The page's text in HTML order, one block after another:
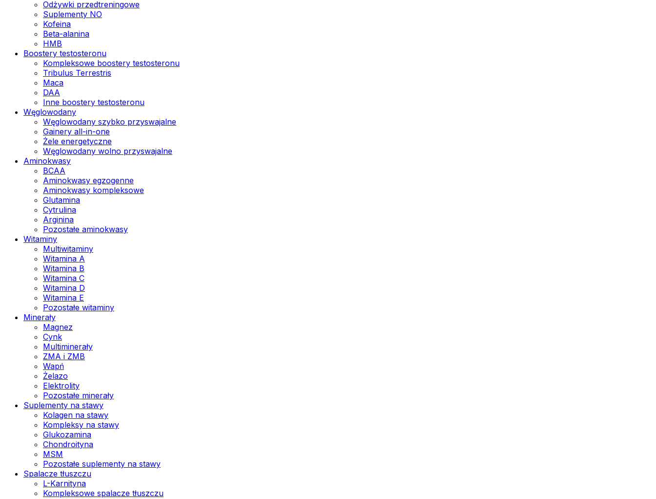
Odżywki przedtreningowe
Suplementy NO
Kofeina
Beta-alanina
HMB
Boostery testosteronu
Kompleksowe boostery testosteronu
Tribulus Terrestris
Maca
DAA
Inne boostery testosteronu
Węglowodany
Węglowodany szybko przyswajalne
Gainery all-in-one
Żele energetyczne
Węglowodany wolno przyswajalne
Aminokwasy
BCAA
Aminokwasy egzogenne
Aminokwasy kompleksowe
Glutamina
Cytrulina
Arginina
Pozostałe aminokwasy
Witaminy
Multiwitaminy
Witamina A
Witamina B
Witamina C
Witamina D
Witamina E
Pozostałe witaminy
Minerały
Magnez
Cynk
Multiminerały
ZMA i ZMB
Wapń
Żelazo
Elektrolity
Pozostałe minerały
Suplementy na stawy
Kolagen na stawy
Kompleksy na stawy
Glukozamina
Chondroityna
MSM
Pozostałe suplementy na stawy
Spalacze tłuszczu
L-Karnityna
Kompleksowe spalacze tłuszczu